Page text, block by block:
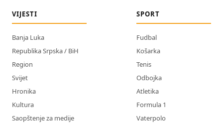
VIJESTI
Banja Luka
Republika Srpska / BiH
Region
Svijet
Hronika
Kultura
Saopštenje za medije
SPORT
Fudbal
Košarka
Tenis
Odbojka
Atletika
Formula 1
Vaterpolo